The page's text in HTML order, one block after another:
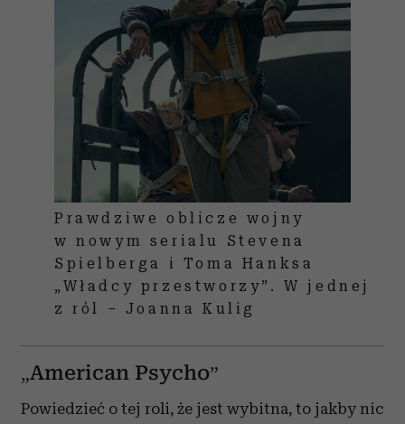
Prawdziwe oblicze wojny
w nowym serialu Stevena
Spielberga i Toma Hanksa
„Władcy przestworzy”. W jednej
z ról – Joanna Kulig
„American Psycho”
Powiedzieć o tej roli, że jest wybitna, to jakby nic